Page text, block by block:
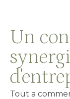
Un
Tout a